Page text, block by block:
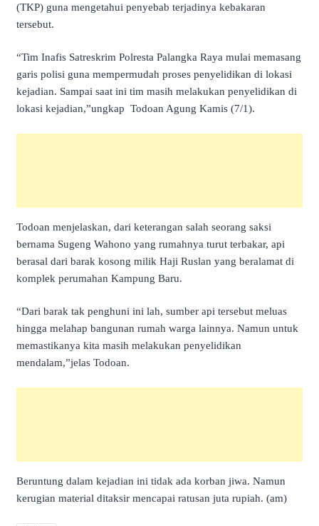
(TKP) guna mengetahui penyebab terjadinya kebakaran
tersebut.
“Tim Inafis Satreskrim Polresta Palangka Raya mulai memasang
garis polisi guna mempermudah proses penyelidikan di lokasi
kejadian. Sampai saat ini tim masih melakukan penyelidikan di
lokasi kejadian,”ungkap Todoan Agung Kamis (7/1).
Todoan menjelaskan, dari keterangan salah seorang saksi
bernama Sugeng Wahono yang rumahnya turut terbakar, api
berasal dari barak kosong milik Haji Ruslan yang beralamat di
komplek perumahan Kampung Baru.
“Dari barak tak penghuni ini lah, sumber api tersebut meluas
hingga melahap bangunan rumah warga lainnya. Namun untuk
memastikanya kita masih melakukan penyelidikan
mendalam,”jelas Todoan.
Beruntung dalam kejadian ini tidak ada korban jiwa. Namun
kerugian material ditaksir mencapai ratusan juta rupiah. (am)